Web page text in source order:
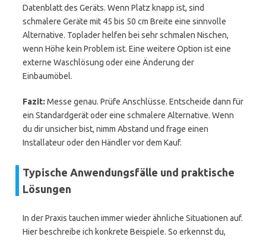
Datenblatt des Geräts. Wenn Platz knapp ist, sind
schmalere Geräte mit 45 bis 50 cm Breite eine sinnvolle
Alternative. Toplader helfen bei sehr schmalen Nischen,
wenn Höhe kein Problem ist. Eine weitere Option ist eine
externe Waschlösung oder eine Änderung der
Einbaumöbel.
Fazit: Messe genau. Prüfe Anschlüsse. Entscheide dann für
ein Standardgerät oder eine schmalere Alternative. Wenn
du dir unsicher bist, nimm Abstand und frage einen
Installateur oder den Händler vor dem Kauf.
Typische Anwendungsfälle und praktische
Lösungen
In der Praxis tauchen immer wieder ähnliche Situationen auf.
Hier beschreibe ich konkrete Beispiele. So erkennst du,